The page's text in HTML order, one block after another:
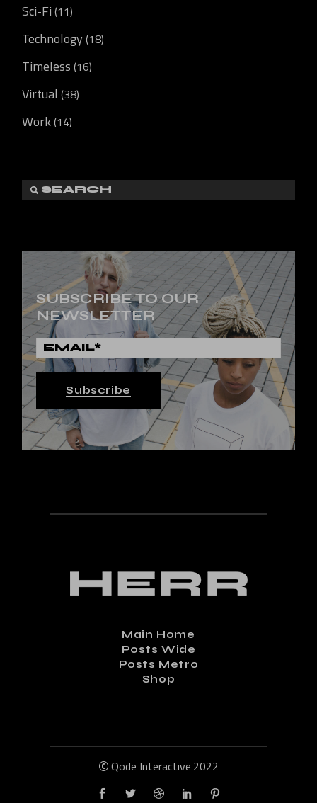
Sci-Fi (11)
Technology (18)
Timeless (16)
Virtual (38)
Work(14)
SUBSCRIBE TO OUR
NEWSLETTER
Subscribe
Main Home
Posts Wide
Posts Metro
Shop
©Qode Interactive 2022